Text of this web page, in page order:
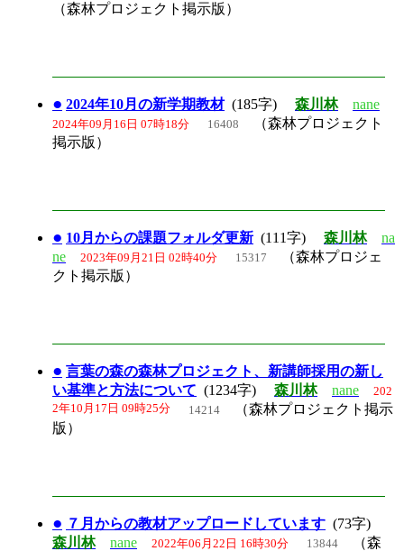
（森林プロジェクト掲示版）
● 2024年10月の新学期教材(185字) 森川林 nane
2024年09月16日 07時18分 16408
（森林プロジェクト
掲示版）
● 10月からの課題フォルダ更新 (111字) 森川林
na
ne
2023年09月21日 02時40分 15317
（森林プロジェ
クト掲示版）
● 言葉の森の森林プロジェクト、新講師採用の新し
い基準と方法について (1234字) 森川林 nane 202
2年10月17日 09時25分 14214 （森林プロジェクト掲示
版）
● ７月からの教材アップロードしています (73字)
森川林
nane 2022年06月22日 16時30分 13844 （森